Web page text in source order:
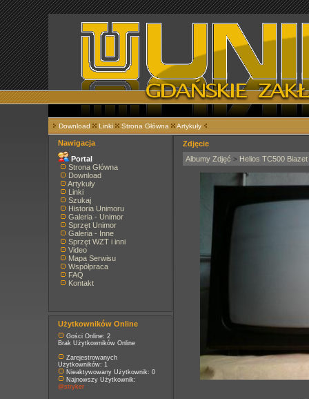
Download Linki Strona Główna Artykuły
Nawigacja
Portal
Strona Główna
Download
Artykuły
Linki
Szukaj
Historia Unimoru
Galeria - Unimor
Sprzęt Unimor
Galeria - Inne
Sprzęt WZT i inni
Video
Mapa Serwisu
Współpraca
FAQ
Kontakt
Użytkowników Online
Gości Online: 2
Brak Użytkowników Online
Zarejestrowanych
Użytkowników: 1
Nieaktywowany Użytkownik: 0
Najnowszy Użytkownik:
@stryker
Zdjęcie
Albumy Zdjęć > Helios TC500 Biazet